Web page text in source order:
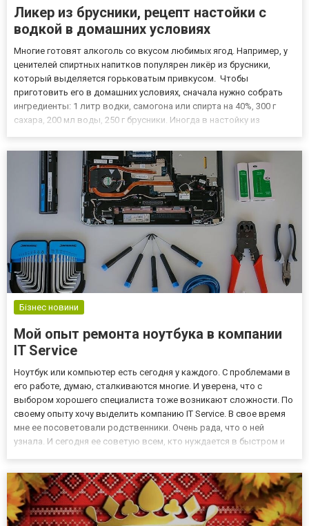
Ликер из брусники, рецепт настойки с
водкой в домашних условиях
Многие готовят алкоголь со вкусом любимых ягод. Например, у
ценителей спиртных напитков популярен ликёр из брусники,
который выделяется горьковатым привкусом. Чтобы
приготовить его в домашних условиях, сначала нужно собрать
ингредиенты: 1 литр водки, самогона или спирта на 40%, 300 г
сахара, 200 мл воды, 250 г брусники. Иногда в настойку из
Бізнес новини
Мой опыт ремонта ноутбука в компании
IT Service
Ноутбук или компьютер есть сегодня у каждого. С проблемами в
его работе, думаю, сталкиваются многие. И уверена, что с
выбором хорошего специалиста тоже возникают сложности. По
своему опыту хочу выделить компанию IT Service. В свое время
мне ее посоветовали родственники. Очень рада, что о ней
узнала. И сегодня ее советую всем, кто нуждается в быстром и